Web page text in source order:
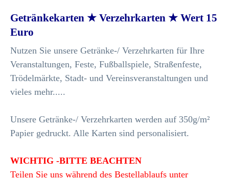
Getränkekarten ★ Verzehrkarten ★ Wert 15
Euro
Nutzen Sie unsere Getränke-/ Verzehrkarten für Ihre
Veranstaltungen, Feste, Fußballspiele, Straßenfeste,
Trödelmärkte, Stadt- und Vereinsveranstaltungen und
vieles mehr.....
Unsere Getränke-/ Verzehrkarten werden auf 350g/m²
Papier gedruckt. Alle Karten sind personalisiert.
WICHTIG -BITTE BEACHTEN
Teilen Sie uns während des Bestellablaufs unter